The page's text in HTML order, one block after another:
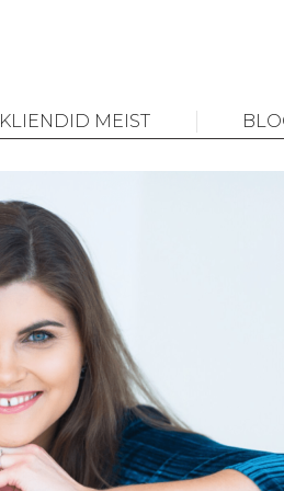
KLIENDID MEIST